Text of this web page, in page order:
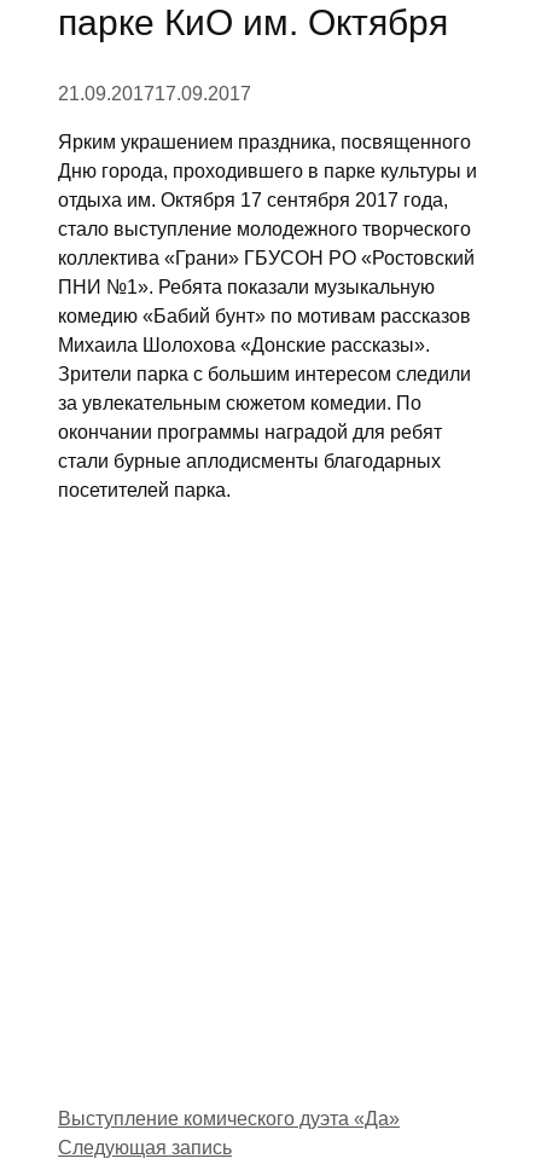
парке КиО им. Октября
21.09.201717.09.2017
Ярким украшением праздника, посвященного
Дню города, проходившего в парке культуры и
отдыха им. Октября 17 сентября 2017 года,
стало выступление молодежного творческого
коллектива «Грани» ГБУСОН РО «Ростовский
ПНИ №1». Ребята показали музыкальную
комедию «Бабий бунт» по мотивам рассказов
Михаила Шолохова «Донские рассказы».
Зрители парка с большим интересом следили
за увлекательным сюжетом комедии. По
окончании программы наградой для ребят
стали бурные аплодисменты благодарных
посетителей парка.
Выступление комического дуэта «Да»
Следующая запись